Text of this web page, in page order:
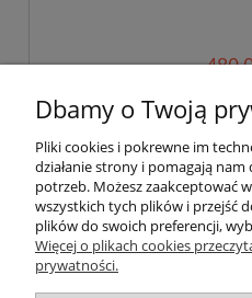
do
Dbamy o Twoją
Pliki cookies i pokrewne im
działanie strony i pomagają
potrzeb. Możesz zaakceptować
wszystkich tych plików i przejść
plików do swoich preferencji,
Więcej o plikach cookies
prywatności.